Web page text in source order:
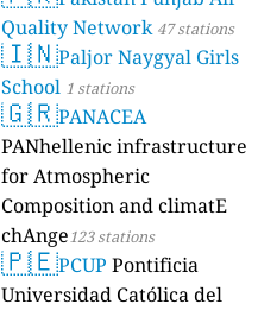
Quality Network 47 stations
🇮🇳Paljor Naygyal Girls
School 1 stations
🇬🇷PANACEA
PANhellenic infrastructure
for Atmospheric
Composition and climatE
chAnge123 stations
🇵🇪PCUP Pontificia
Universidad Católica del